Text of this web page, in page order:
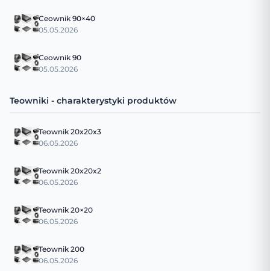
Ceownik 90×40
05.05.2026
Ceownik 90
05.05.2026
Teowniki - charakterystyki produktów
Teownik 20x20x3
06.05.2026
Teownik 20x20x2
06.05.2026
Teownik 20×20
06.05.2026
Teownik 200
06.05.2026